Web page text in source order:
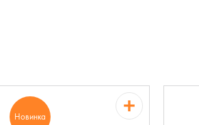
Новинка